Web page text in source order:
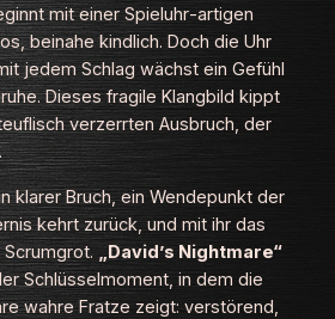
mit einer Spieluhr‑artigen
beinahe kindlich. Doch die Uhr
jedem Schlag wächst ein Gefühl
Dieses fragile Klangbild kippt
verzerrten Ausbruch, der
klarer Bruch, ein Wendepunkt der
kehrt zurück, und mit ihr das
Scrumgrot. „David’s Nightmare“
Schlüsselmoment, in dem die
wahre Fratze zeigt: verstörend,